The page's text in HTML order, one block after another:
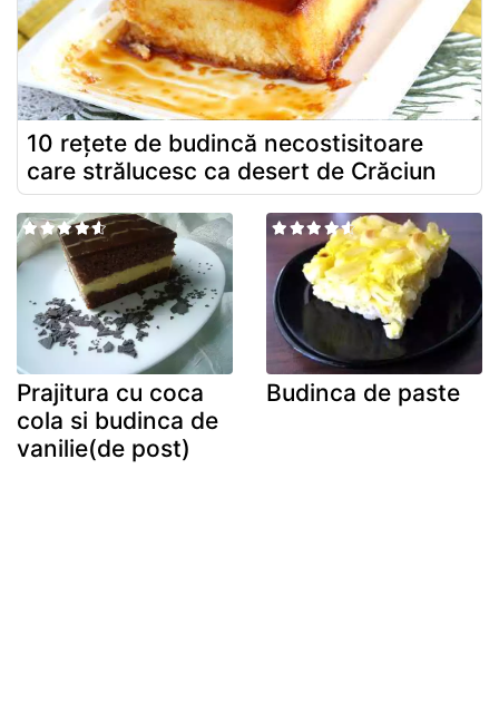
10 rețete de budincă necostisitoare
care strălucesc ca desert de Crăciun
Prajitura cu coca
cola si budinca de
vanilie(de post)
Budinca de paste